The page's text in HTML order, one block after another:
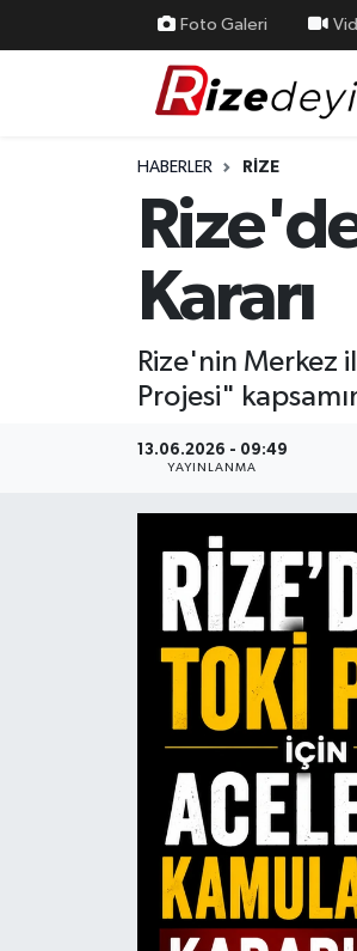
Foto Galeri
HABERLER RIZE
Kararı
Rize'nin Merkez
Projesi"
13.06.2026 - 09:49
YAYINLANMA
Yurttan Haberler
Ekonomi
Rize Nöbetçi Eczaneler
Rize Trafik Yoğunluk Haritası
Süper Lig Puan Durumu ve
Son Dakika Haberleri
Haber Arşivi